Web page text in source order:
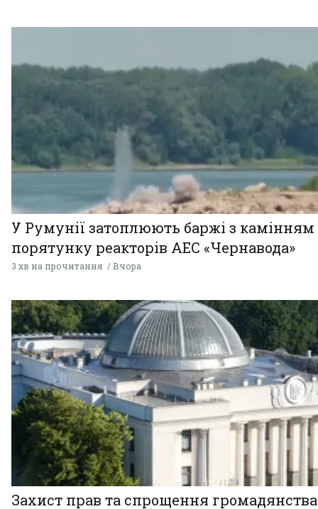
У Румунії затоплюють баржі з
порятунку реакторів АЕС «Чернавода»
3 хв на прочитання Вчора
Захист прав та спрощення